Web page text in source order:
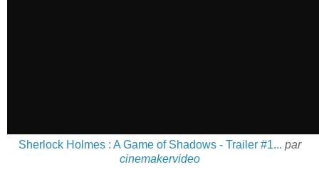
Sherlock Holmes : A Game of Shadows - Trailer #1... par
cinemakervideo